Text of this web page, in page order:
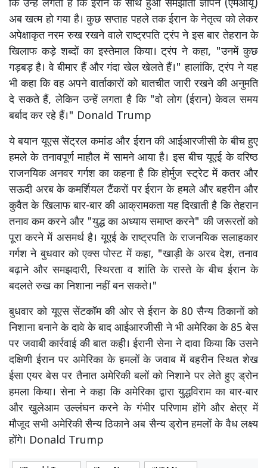
कि उन्हें लगता है कि ईरान के साथ हुआ समझौता ज्ञापन (एमओयू)
अब खत्म हो गया है। कुछ सप्ताह पहले तक ईरान के नेतृत्व को लेकर
अपेक्षाकृत नरम रुख रखने वाले राष्ट्रपति ट्रंप ने इस बार तेहरान के
खिलाफ कड़े शब्दों का इस्तेमाल किया। ट्रंप ने कहा, "उनमें कुछ
गड़बड़ है। वे बीमार हैं और गंदा खेल खेलते हैं।" हालांकि, ट्रंप ने यह
भी कहा कि वह अपने वार्ताकारों को बातचीत जारी रखने की अनुमति
दे सकते हैं, लेकिन उन्हें लगता है कि "वो लोग (ईरान) केवल समय
बर्बाद कर रहे हैं।" Donald Trump
ये बयान यूएस सेंट्रल कमांड और ईरान की आईआरजीसी के बीच हुए
हमले के तनावपूर्ण माहौल में सामने आया है। इस बीच यूएई के वरिष्ठ
राजनयिक अनवर गर्गश का कहना है कि होर्मुज स्ट्रेट में कतर और
सऊदी अरब के कमर्शियल टैंकरों पर ईरान के हमले और बहरीन और
कुवैत के खिलाफ बार-बार की आक्रामकता यह दिखाती है कि तेहरान
तनाव कम करने और "युद्ध का अध्याय समाप्त करने" की जरूरतों को
पूरा करने में असमर्थ है। यूएई के राष्ट्रपति के राजनयिक सलाहकार
गर्गश ने बुधवार को एक्स पोस्ट में कहा, "खाड़ी के अरब देश, तनाव
बढ़ाने और समझदारी, स्थिरता व शांति के रास्ते के बीच ईरान के
बदलते रुख का निशाना नहीं बन सकते।"
बुधवार को यूएस सेंटकॉम की ओर से ईरान के 80 सैन्य ठिकानों को
निशाना बनाने के दावे के बाद आईआरजीसी ने भी अमेरिका के 85 बेस
पर जवाबी कार्रवाई की बात कही। ईरानी सेना ने दावा किया कि उसने
दक्षिणी ईरान पर अमेरिका के हमलों के जवाब में बहरीन स्थित शेख
ईसा एयर बेस पर तैनात अमेरिकी बलों को निशाने पर लेते हुए ड्रोन
हमला किया। सेना ने कहा कि अमेरिका द्वारा युद्धविराम का बार-बार
और खुलेआम उल्लंघन करने के गंभीर परिणाम होंगे और क्षेत्र में
मौजूद सभी अमेरिकी सैन्य ठिकाने अब सैन्य ड्रोन हमलों के वैध लक्ष्य
होंगे। Donald Trump